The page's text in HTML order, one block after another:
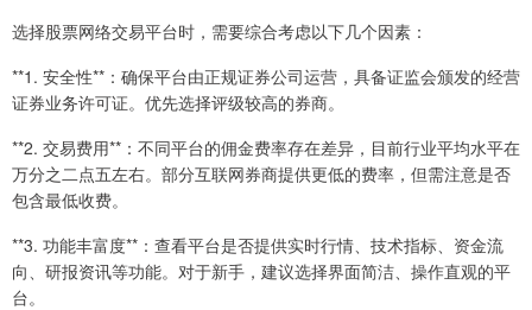
选择股票网络交易平台时，需要综合考虑以下几个因素：
**1. 安全性**：确保平台由正规证券公司运营，具备证监会颁发的经营
证券业务许可证。优先选择评级较高的券商。
**2. 交易费用**：不同平台的佣金费率存在差异，目前行业平均水平在
万分之二点五左右。部分互联网券商提供更低的费率，但需注意是否
包含最低收费。
**3. 功能丰富度**：查看平台是否提供实时行情、技术指标、资金流
向、研报资讯等功能。对于新手，建议选择界面简洁、操作直观的平
台。